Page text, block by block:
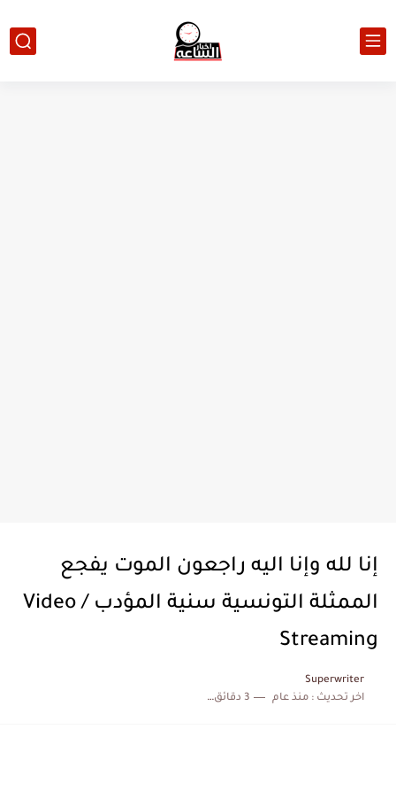
إنا لله وإنا اليه راجعون الموت يفجع
الممثلة التونسية سنية المؤدب / Video
Streaming
Superwriter
اخر تحديث :منذ عام 3 دقائق للقراءة